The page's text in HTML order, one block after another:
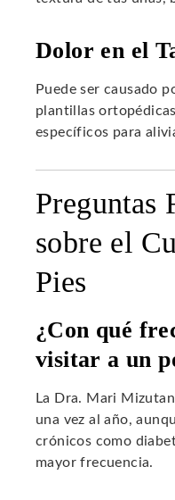
Dolor en el
Puede ser causado
plantillas
específicos para
Preguntas
sobre el
Pies
¿Con qué
visitar a un
La Dra. Mari
una vez al año,
crónicos como
mayor frecuencia.